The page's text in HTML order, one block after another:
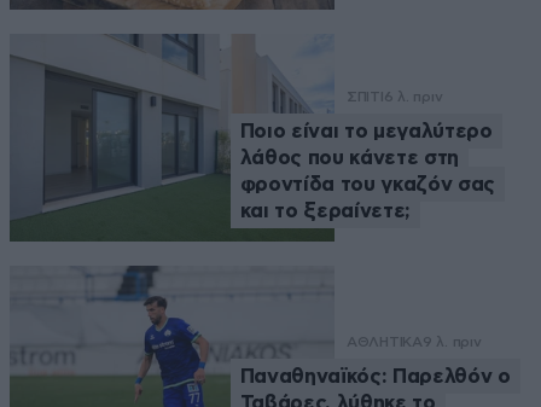
ΣΠΙΤΙ6 λ. πριν
Ποιο είναι το μεγαλύτερο
λάθος που κάνετε στη
φροντίδα του γκαζόν σας
και το ξεραίνετε;
ΑΘΛΗΤΙΚΑ9 λ. πριν
Παναθηναϊκός: Παρελθόν ο
Ταβάρες, λύθηκε το